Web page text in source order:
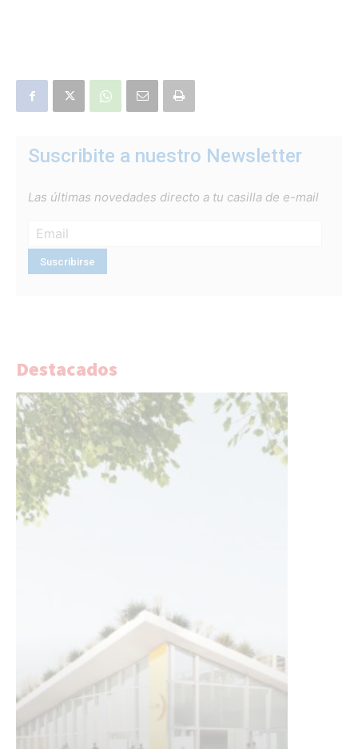
Suscribite a nuestro Newsletter
Las últimas novedades directo a tu casilla de e-mail
Destacados